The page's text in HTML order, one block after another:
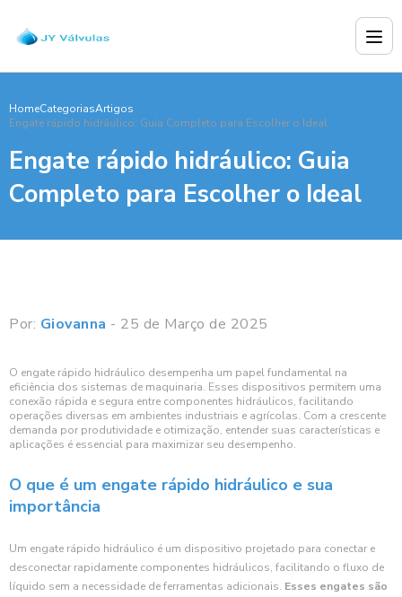
HomeCategoriasArtigos
Engate rápido hidráulico: Guia Completo para Escolher o Ideal
Engate rápido hidráulico: Guia
Completo para Escolher o Ideal
Por: Giovanna - 25 de Março de 2025
O engate rápido hidráulico desempenha um papel fundamental na
eficiência dos sistemas de maquinaria. Esses dispositivos permitem uma
conexão rápida e segura entre componentes hidráulicos, facilitando
operações diversas em ambientes industriais e agrícolas. Com a crescente
demanda por produtividade e otimização, entender suas características e
aplicações é essencial para maximizar seu desempenho.
O que é um engate rápido hidráulico e sua
importância
Um engate rápido hidráulico é um dispositivo projetado para conectar e
desconectar rapidamente componentes hidráulicos, facilitando o fluxo de
líquido sem a necessidade de ferramentas adicionais. Esses engates são